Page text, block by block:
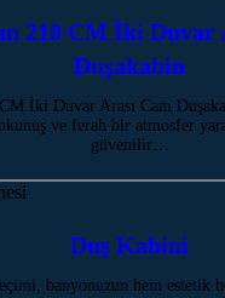
210 CM İki Duvar
Duşakabin
İki Duvar Arası Cam
ve ferah bir atmosfer
güvenilir…
Duş Kabini
banyonuzun hem estetik